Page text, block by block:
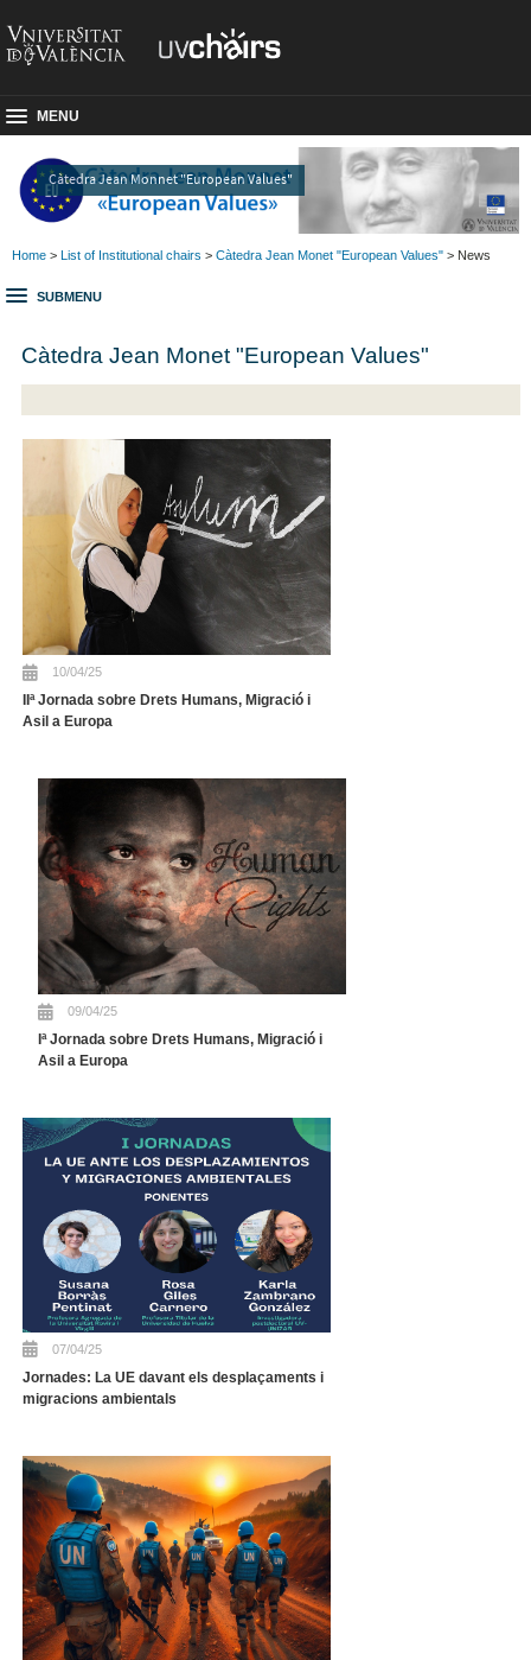
MENU
Càtedra Jean Monnet "European Values"
Home > List of Institutional chairs > Càtedra Jean Monet "European Values" > News
SUBMENU
Càtedra Jean Monet "European Values"
10/04/25
IIª Jornada sobre Drets Humans, Migració i
Asil a Europa
09/04/25
Iª Jornada sobre Drets Humans, Migració i
Asil a Europa
07/04/25
Jornades: La UE davant els desplaçaments i
migracions ambientals